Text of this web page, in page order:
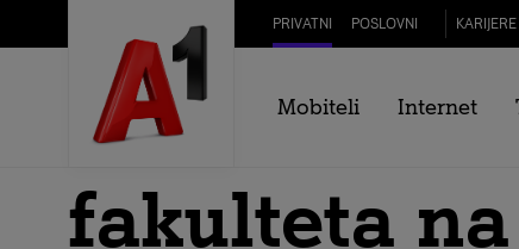
Skip to Main Content PRIVATNI POSLOVNI KARIJERE
Mobiteli Internet
Tea
fakulteta